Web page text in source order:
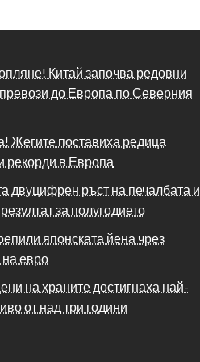
Китай започва редовни
до Европа по Северния
Жегите поставиха редица
рекорди в Европа
двуцифрен ръст на печалбата и
за полугодието
японската йена чрез
евро
на храните достигнаха най-
от над три години